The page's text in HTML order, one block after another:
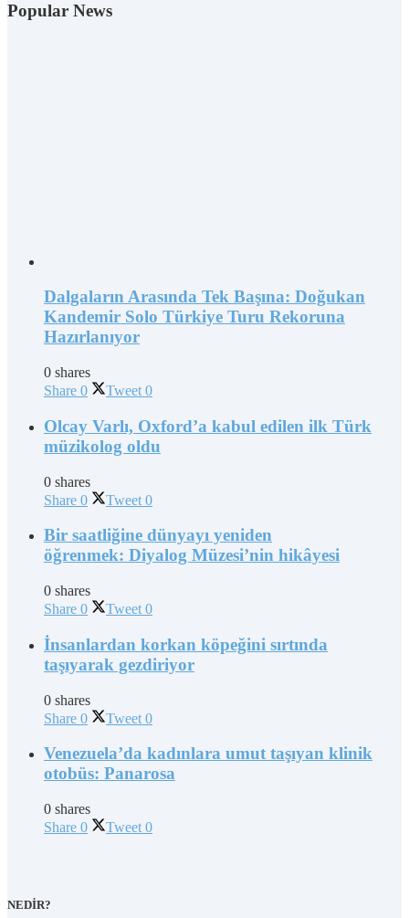
Popular News
Dalgaların Arasında Tek Başına: Doğukan
Kandemir Solo Türkiye Turu Rekoruna
Hazırlanıyor
0 shares
Share 0 Tweet 0
Olcay Varlı, Oxford’a kabul edilen ilk Türk
müzikolog oldu
0 shares
Share 0 Tweet 0
Bir saatliğine dünyayı yeniden
öğrenmek: Diyalog Müzesi’nin hikâyesi
0 shares
Share 0 Tweet 0
İnsanlardan korkan köpeğini sırtında
taşıyarak gezdiriyor
0 shares
Share 0 Tweet 0
Venezuela’da kadınlara umut taşıyan klinik
otobüs: Panarosa
0 shares
Share 0 Tweet 0
NEDİR?